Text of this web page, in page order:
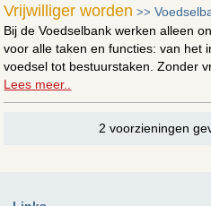
Vrijwilliger worden >>
Bij de Voedselbank werken alleen
voor alle taken en functies: van het
voedsel tot bestuurstaken. Zonder
Lees meer..
2 voorzieningen